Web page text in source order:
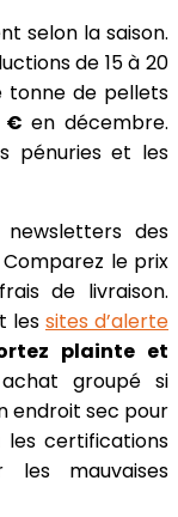
selon la saison.
de 15 à 20
tonne de pellets
€ en décembre.
pénuries et les
des
le prix
de livraison.
les sites d’alerte
plainte et
groupé si
endroit sec pour
les certifications
les mauvaises